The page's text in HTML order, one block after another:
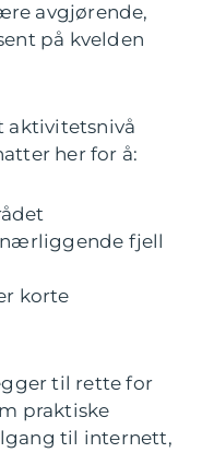
avgjørende,
på kvelden
aktivitetsnivå
her for å:
nærliggende fjell
korte
til rette for
praktiske
til internett,